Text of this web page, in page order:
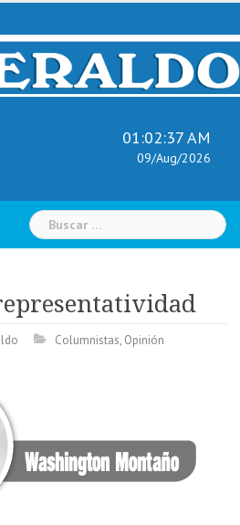
01:02:38 AM
09/Aug/2026
Buscar:
Columnistas, Opinión